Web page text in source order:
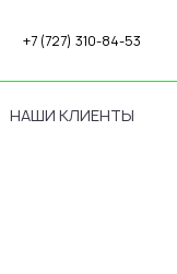
+7 (727) 310-84-53
НАШИ КЛИЕНТЫ